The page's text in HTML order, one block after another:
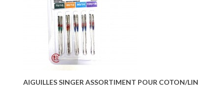
AIGUILLES SINGER ASSORTIMENT POUR COTON/LIN